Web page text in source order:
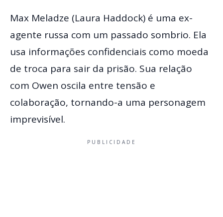
Max Meladze (Laura Haddock) é uma ex-
agente russa com um passado sombrio. Ela
usa informações confidenciais como moeda
de troca para sair da prisão. Sua relação
com Owen oscila entre tensão e
colaboração, tornando-a uma personagem
imprevisível.
PUBLICIDADE